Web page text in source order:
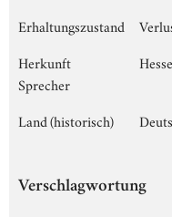
Erhaltungszustand
Herkunft
Sprecher
Land (historisch)
Verschlagwortung